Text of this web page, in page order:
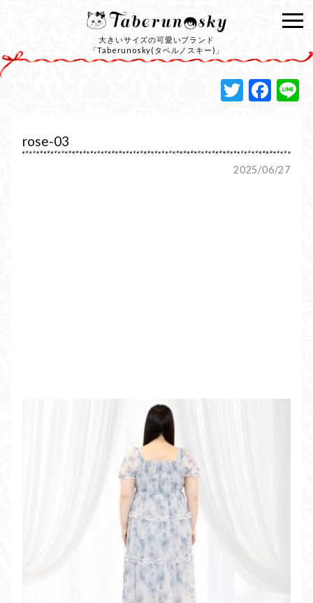
大きいサイズの可愛いブランド
「Taberunosky(タベルノスキー)」
rose-03
2025/06/27